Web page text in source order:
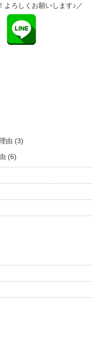
よろしくお願いします♪／
由 (3)
(6)